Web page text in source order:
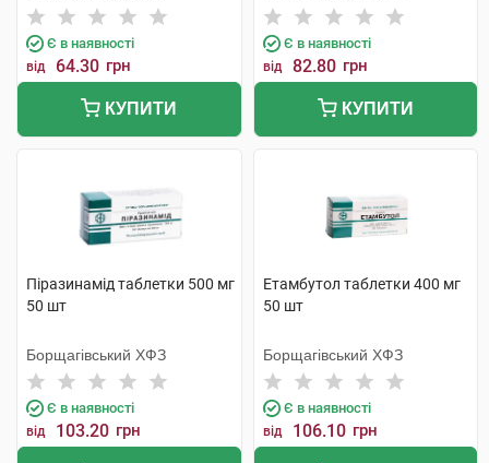
Є в наявності
від 64.30 грн
КУПИТИ
Є в наявності
від 82.80 грн
КУПИТИ
Піразинамід таблетки 500 мг
50 шт
Борщагівський ХФЗ
Є в наявності
від 103.20 грн
Етамбутол таблетки 400 мг
50 шт
Борщагівський ХФЗ
Є в наявності
від 106.10 грн